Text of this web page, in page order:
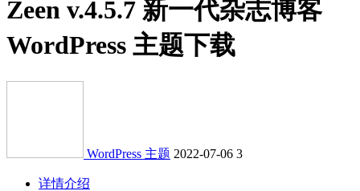
Zeen v.4.5.7 新一代杂志博客
WordPress 主题下载
WordPress 主题 2022-07-06 3
详情介绍